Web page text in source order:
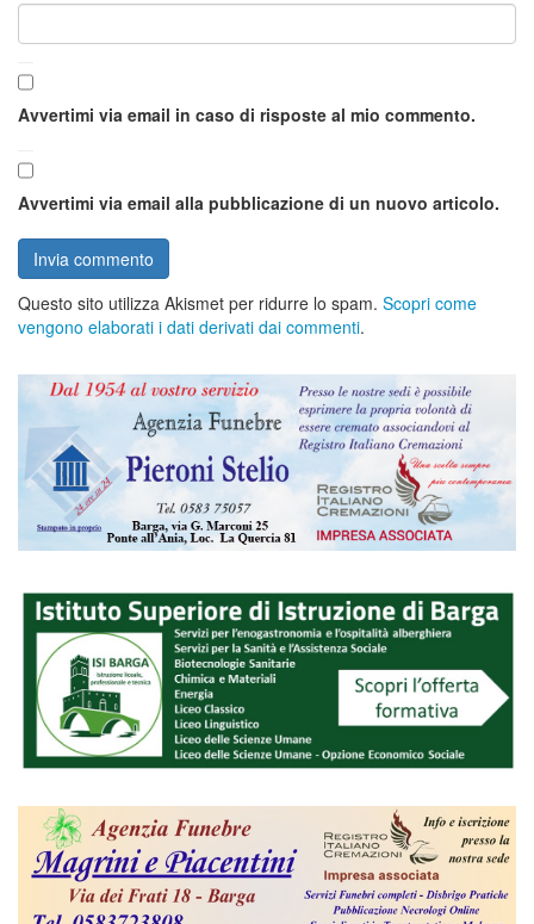
Avvertimi via email in caso di risposte al mio commento.
Avvertimi via email alla pubblicazione di un nuovo articolo.
Questo sito utilizza Akismet per ridurre lo spam. Scopri come
vengono elaborati i dati derivati dai commenti.